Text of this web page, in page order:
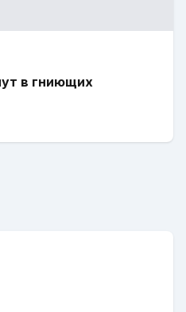
в гниющих